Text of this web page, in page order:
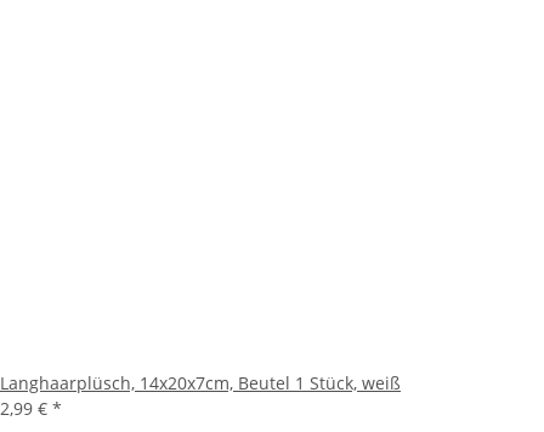
Langhaarplüsch, 14x20x7cm, Beutel 1 Stück, weiß
2,99 € *